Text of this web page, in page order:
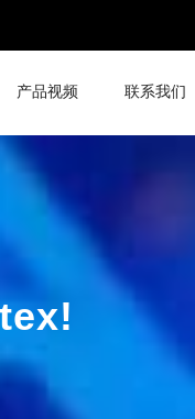
产品视频 联系我们